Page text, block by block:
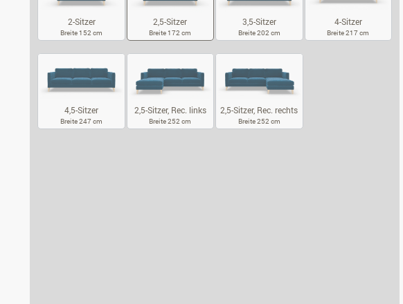
2-Sitzer
Breite 152 cm
2,5-Sitzer
Breite 172 cm
3,5-Sitzer
Breite 202 cm
4-Sitzer
Breite 217 cm
4,5-Sitzer
Breite 247 cm
2,5-Sitzer, Rec. links
Breite 252 cm
2,5-Sitzer, Rec. rechts
Breite 252 cm